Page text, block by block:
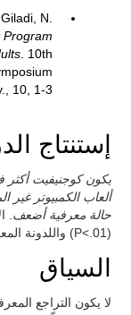
N.
Program
. 10th
10, 1-3.
إستنتاج
يكون كوجنيفيت أكثر
ألعاب الكمبيوتر غير
حالة معرفية أضعف
(P<.01) واللدونة المعرفية (P<.01).
السياق
لا يكون التراجع